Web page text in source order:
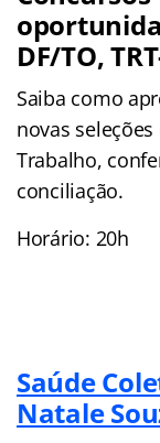
DF/TO,
Saiba como
novas
Trabalho,
conciliação.
Horário: 20h
Saúde
Natale